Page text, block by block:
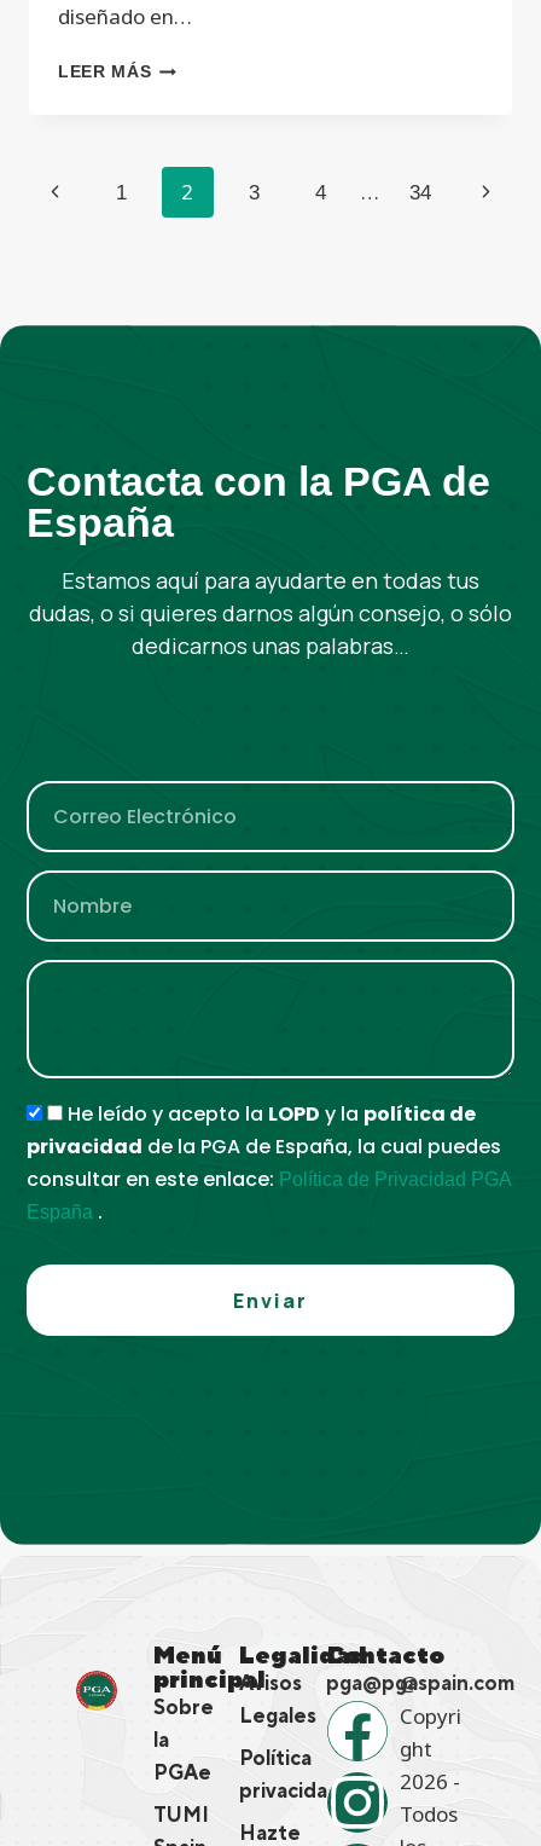
diseñado en…
LEER MÁS
1 2 3 4 … 34
Contacta con la PGA de
España
Estamos aquí para ayudarte en todas tus
dudas, o si quieres darnos algún consejo, o sólo
dedicarnos unas palabras…
He leído y acepto la LOPD y la política de
privacidad de la PGA de España, la cual puedes
consultar en este enlace: Política de Privacidad PGA
España .
Enviar
Menú
principal
Sobre
la
PGAe
TUMI
Legalidad
Avisos
Legales
Política
privacidad
Hazte
Contacto
pga@pgaspain.com
@
Copyri
ght
2026 -
Todos